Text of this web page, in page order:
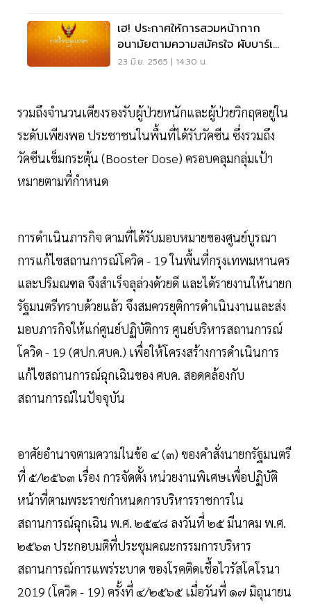
เฮ! ประกาศให้การสวมหน้ากาก
อนามัยตามความสมัครใจ ผับบาร์เ
ปิดได้ มีผลทันที
23 มิ.ย. 2565 | 14:30 น.
รวมถึงจํานวนเตียงรองรับผู้ป่วยหนักและผู้ป่วยวิกฤตอยู่ใน
ระดับเพียงพอ ประชาชนในพื้นที่ได้รับวัคซีน ซึ่งรวมถึง
วัคซีนเข็มกระตุ้น (Booster Dose) ครอบคลุมกลุ่มเป้า
หมายตามที่กําหนด
การดําเนินภารกิจ ตามที่ได้รับมอบหมายของศูนย์บูรณา
การแก้ไขสถานการณ์โควิด - 19 ในพื้นที่กรุงเทพมหานคร
และปริมณฑล จึงสําเร็จลุล่วงด้วยดี และได้รายงานให้นายก
รัฐมนตรีทราบด้วยแล้ว จึงสมควรยุติการดําเนินงานและส่ง
มอบภารกิจให้แก่ศูนย์ปฏิบัติการ ศูนย์บริหารสถานการณ์
โควิด - 19 (ศปก.ศบค.) เพื่อให้โครงสร้างการดําเนินการ
แก้ไขสถานการณ์ฉุกเฉินของ ศบค. สอดคล้องกับ
สถานการณ์ในปัจจุบัน
อาศัยอํานาจตามความในข้อ ๔ (๓) ของคําสั่งนายกรัฐมนตรี
ที่ ๕/๒๕๖๓ เรื่อง การจัดตั้ง หน่วยงานพิเศษเพื่อปฏิบัติ
หน้าที่ตามพระราชกําหนดการบริหารราชการใน
สถานการณ์ฉุกเฉิน พ.ศ. ๒๕๔๘ ลงวันที่ ๒๕ มีนาคม พ.ศ.
๒๕๖๓ ประกอบมติที่ประชุมคณะกรรมการบริหาร
สถานการณ์การแพร่ระบาด ของโรคติดเชื้อไวรัสโคโรนา
2019 (โควิด - 19) ครั้งที่ ๔/๒๕๖๕ เมื่อวันที่ ๑๗ มิถุนายน